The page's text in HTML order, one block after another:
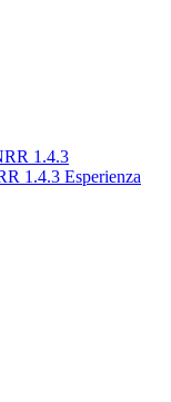
1.4.3
1.4.3 Esperienza